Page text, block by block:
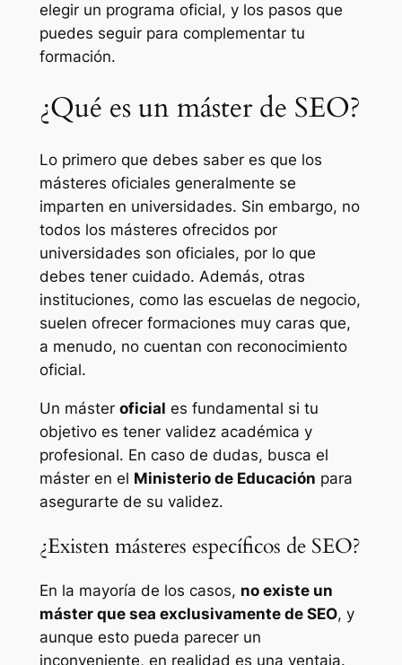
elegir un programa oficial, y los pasos que
puedes seguir para complementar tu
formación.
¿Qué es un máster de SEO?
Lo primero que debes saber es que los
másteres oficiales generalmente se
imparten en universidades. Sin embargo, no
todos los másteres ofrecidos por
universidades son oficiales, por lo que
debes tener cuidado. Además, otras
instituciones, como las escuelas de negocio,
suelen ofrecer formaciones muy caras que,
a menudo, no cuentan con reconocimiento
oficial.
Un máster oficial es fundamental si tu
objetivo es tener validez académica y
profesional. En caso de dudas, busca el
máster en el Ministerio de Educación para
asegurarte de su validez.
¿Existen másteres específicos de SEO?
En la mayoría de los casos, no existe un
máster que sea exclusivamente de SEO, y
aunque esto pueda parecer un
inconveniente, en realidad es una ventaja.